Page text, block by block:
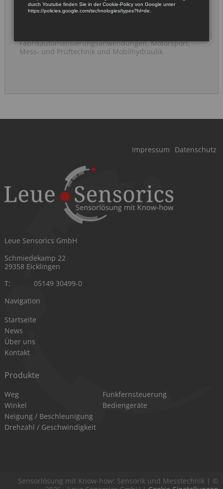
Sensoren, die durch Lasertriangulation den Abstand
Fabrikautomatisierungsanwendungen, Motorsport,
Mess- und Prüftechnik und Mobilhydraulik
Navigation
überspringen
Impressum Datenschutz
Leue Sensorics GmbH
Schmiedekamp 22
29358 Eicklingen
T:
05149 30499-0
Navigation
Navigation
Startseite
News
Über uns
Kontakt
Produkte
Navigation
überspringen
Weg
Winkel
Neigung / Beschleunigung
Drehzahl / Geschwindigkeit
Navigation
überspringen
Funkfernsteuerung
Bediengeräte
Sensorlösung mit Know-how: Sensorik und Messtechnik | ©
durch Youtube finden Sie in der Cookie-Policy von Google unter
https://policies.google.com/technologies/types?hl=de.